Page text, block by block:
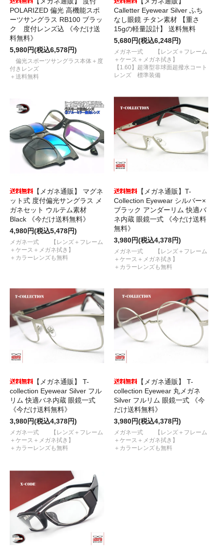
POLARIZED 偏光 高機能スポ
ーツサングラス RB100 ブラッ
ク 度付レンズ込 《今だけ送
料無料》
5,980円(税込6,578円)
偏光スポーツサングラス本体＋度
付きレンズ
＋送料無料
Calletter Eyewear Silver ふち
なし眼鏡 チタン素材 【重さ
15gの軽量設計】 送料無料
5,680円(税込6,248円)
メガネ一式 【レンズ＋フレーム
＋ケース＋メガネ拭き】
【1.60】超薄型非球面超撥水コート
レンズ 標準装備
【メガネ通販】 マグネ
ット式 度付偏光サングラス メ
ガネセット ウルテム素材
Black 《今だけ送料無料》
4,980円(税込5,478円)
メガネ一式 【レンズ＋フレーム
＋ケース＋メガネ拭き】
＋カラーレンズも無料
【メガネ通販】T-
Collection Eyewear シルバー×
ブラック アンダーリム 快適バ
ネ内蔵 眼鏡一式 《今だけ送料
無料》
3,980円(税込4,378円)
メガネ一式 【レンズ＋フレーム
＋ケース＋メガネ拭き】
＋カラーレンズも無料
【メガネ通販】 T-
collection Eyewear Silver フル
リム 快適バネ内蔵 眼鏡一式
《今だけ送料無料》
3,980円(税込4,378円)
メガネ一式 【レンズ＋フレーム
＋ケース＋メガネ拭き】
＋カラーレンズも無料
【メガネ通販】 T-
collection Eyewear 丸メガネ
Silver フルリム 眼鏡一式 《今
だけ送料無料》
3,980円(税込4,378円)
メガネ一式 【レンズ＋フレーム
＋ケース＋メガネ拭き】
＋カラーレンズも無料